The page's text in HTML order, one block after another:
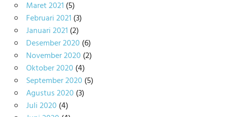
Maret 2021 (5)
Februari 2021 (3)
Januari 2021 (2)
Desember 2020 (6)
November 2020 (2)
Oktober 2020 (4)
September 2020 (5)
Agustus 2020 (3)
Juli 2020 (4)